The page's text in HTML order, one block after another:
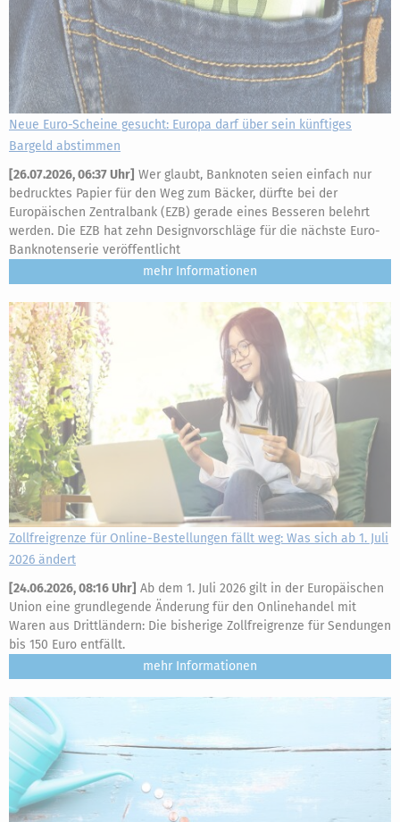
Neue Euro-Scheine gesucht: Europa darf über sein künftiges
Bargeld abstimmen
[26.07.2026, 06:37 Uhr] Wer glaubt, Banknoten seien einfach nur
bedrucktes Papier für den Weg zum Bäcker, dürfte bei der
Europäischen Zentralbank (EZB) gerade eines Besseren belehrt
werden. Die EZB hat zehn Designvorschläge für die nächste Euro-
Banknotenserie veröffentlicht
mehr
Zollfreigrenze für Online-Bestellungen fällt weg: Was sich ab 1. Juli
2026 ändert
[24.06.2026, 08:16 Uhr] Ab dem 1. Juli 2026 gilt in der Europäischen
Union eine grundlegende Änderung für den Onlinehandel mit
Waren aus Drittländern: Die bisherige Zollfreigrenze für Sendungen
bis 150 Euro entfällt.
mehr